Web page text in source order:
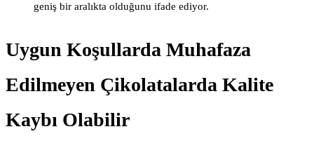
geniş bir aralıkta olduğunu ifade ediyor.
Uygun Koşullarda Muhafaza
Edilmeyen Çikolatalarda Kalite
Kaybı Olabilir